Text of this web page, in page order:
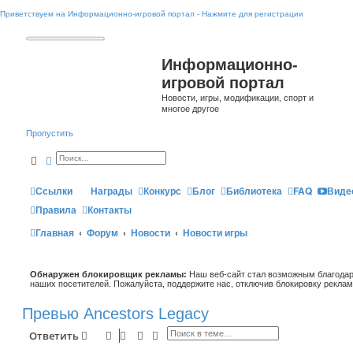
Приветствуем на Информационно-игровой портал - Нажмите для регистрации
Информационно-
игровой портал
Новости, игры, модификации, спорт и
многое другое
Пропустить
ПоискРасширенный поиск
Ссылки Награды Конкурс Блог Библиотека FAQ
Правила
Контакты
Главная
Форум Новости Новости игры
Обнаружен блокировщик рекламы: Наш веб-сайт стал возможным
наших посетителей. Пожалуйста, поддержите нас, отключив блокировку
Превью Ancestors Legacy
Ответить ПоискРасширенный поиск